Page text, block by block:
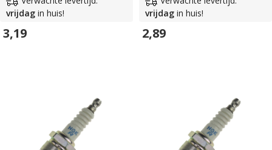
vrijdag in huis!
3,19
vrijdag in huis!
2,89